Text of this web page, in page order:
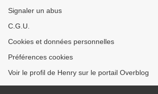
Signaler un abus
C.G.U.
Cookies et données personnelles
Préférences cookies
Voir le profil de Henry sur le portail Overblog